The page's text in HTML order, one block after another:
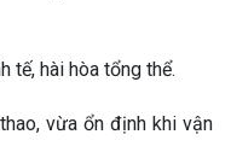
tế, hài hòa tổng thể.
vừa ổn định khi vận